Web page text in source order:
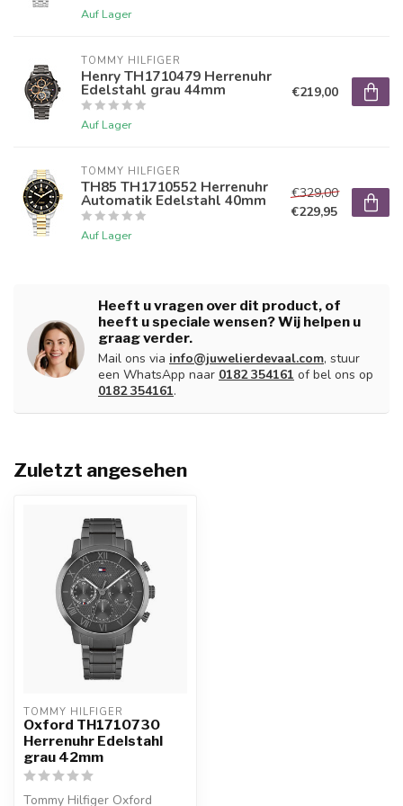
Auf Lager
TOMMY HILFIGER
Henry TH1710479 Herrenuhr
Edelstahl grau 44mm
Auf Lager
€219,00
TOMMY HILFIGER
TH85 TH1710552 Herrenuhr
Automatik Edelstahl 40mm
Auf Lager
€329,00
€229,95
Heeft u vragen over dit product, of
heeft u speciale wensen? Wij helpen u
graag verder.
Mail ons via info@juwelierdevaal.com, stuur
een WhatsApp naar 0182 354161 of bel ons op
0182 354161.
Zuletzt angesehen
TOMMY HILFIGER
Oxford TH1710730
Herrenuhr Edelstahl
grau 42mm
Tommy Hilfiger Oxford